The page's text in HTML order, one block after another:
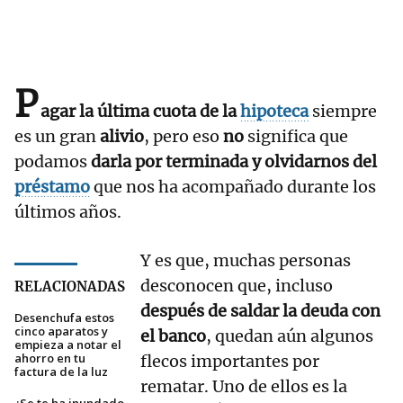
Pagar la última cuota de lahipoteca siempre
es un granalivio, pero eso no significa que
podamosdarla por terminada y olvidarnos del
préstamoque nos ha acompañado durante los
últimos años.
RELACIONADAS
Desenchufa estos
cinco aparatos y
empieza a notar el
ahorro en tu
factura de la luz
Y es que, muchas personas
desconocen que, incluso
después de saldar la deuda con
el banco, quedan aún algunos
flecos importantes por
rematar. Uno de ellos es la